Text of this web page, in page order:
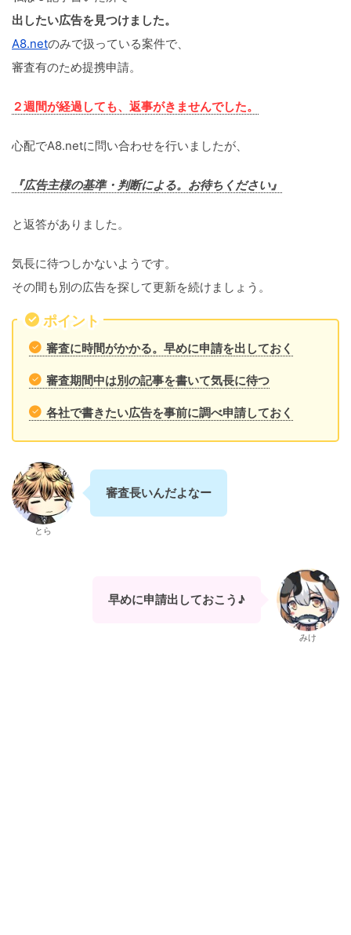
出したい広告を見つけました。
A8.netのみで扱っている案件で、
審査有のため提携申請。
２週間が経過しても、返事がきませんでした。
心配でA8.netに問い合わせを行いましたが、
『広告主様の基準・判断による。お待ちください』
と返答がありました。
気長に待つしかないようです。
その間も別の広告を探して更新を続けましょう。
ポイント
審査に時間がかかる。早めに申請を出しておく
審査期間中は別の記事を書いて気長に待つ
各社で書きたい広告を事前に調べ申請しておく
とら
審査長いんだよなー
早めに申請出しておこう♪
みけ